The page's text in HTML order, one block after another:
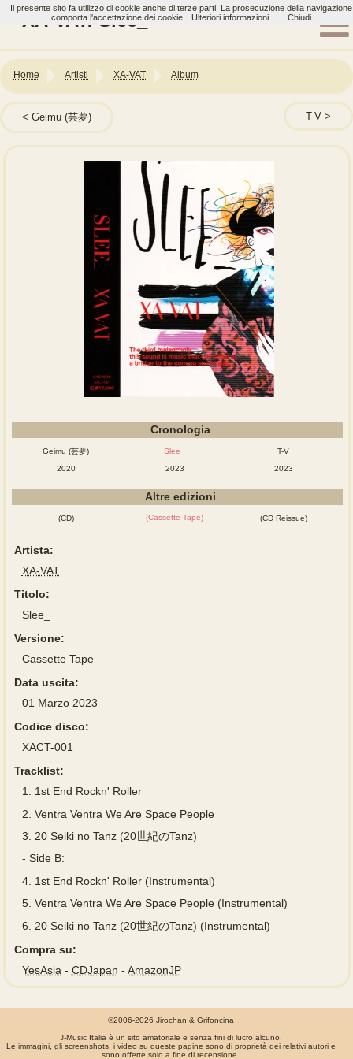
XA-VAT: Slee_
Home Artisti XA-VAT Album
Geimu (芸夢) T-V
Cronologia
Geimu (芸夢)
2020
Slee_
2023
T-V
2023
Altre edizioni
(CD) (Cassette Tape) (CD Reissue)
Artista:
XA-VAT
Titolo:
Slee_
Versione:
Cassette Tape
Data uscita:
01 Marzo 2023
Codice disco:
XACT-001
Tracklist:
1.
1st End Rockn' Roller
2. Ventra Ventra We Are Space People
3.
20 Seiki no Tanz (20世紀のTanz)
- Side B:
4. 1st End Rockn' Roller (Instrumental)
5. Ventra Ventra We Are Space People (Instrumental)
6.
20 Seiki no Tanz (20世紀のTanz) (Instrumental)
Compra su:
YesAsia - CDJapan - AmazonJP
©2006-2026 Jirochan & Grifoncina
J-Music Italia è un sito amatoriale e senza fini di lucro alcuno.
Le immagini, gli screenshots, i video su queste pagine sono di proprietà dei relativi autori e
sono offerte solo a fine di recensione.
Il presente sito fa utilizzo di cookie anche di terze parti. La prosecuzione della navigazione
comporta l'accettazione dei cookie.
Ulteriori informazioni Chiudi